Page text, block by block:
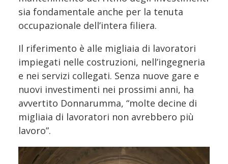
sia fondamentale anche per la tenuta
occupazionale dell’intera filiera.
Il riferimento è alle migliaia di lavoratori
impiegati nelle costruzioni, nell’ingegneria
e nei servizi collegati. Senza nuove gare e
nuovi investimenti nei prossimi anni, ha
avvertito Donnarumma, “molte decine di
migliaia di lavoratori non avrebbero più
lavoro”.